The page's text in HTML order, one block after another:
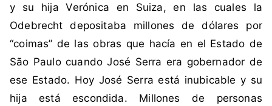
h
t
S
D
B
y su hija Verónica en Suiza, en las cuales la
Odebrecht depositaba millones de dólares por
“coimas” de las obras que hacía en el Estado de
São Paulo cuando José Serra era gobernador de
ese Estado. Hoy José Serra está inubicable y su
hija está escondida. Millones de personas